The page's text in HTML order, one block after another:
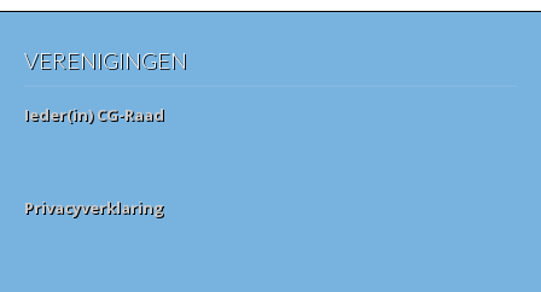
VERENIGINGEN
Ieder(in) CG-Raad
Privacyverklaring